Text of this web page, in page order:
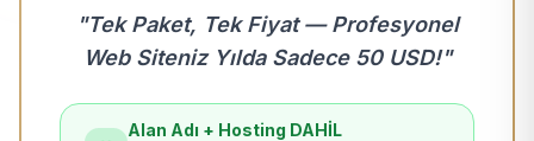
"Tek Paket, Tek Fiyat — Profesyonel
Web Siteniz Yılda Sadece 50 USD!"
Alan Adı + Hosting DAHİL